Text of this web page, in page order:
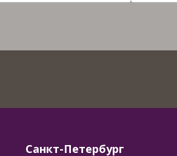
Санкт-Петербург